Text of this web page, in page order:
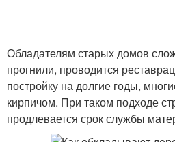
Обладателям старых домов
прогнили, проводится
постройку на долгие годы,
кирпичом. При таком подходе
продлевается срок службы